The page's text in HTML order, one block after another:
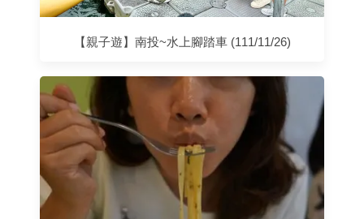
【親子遊】南投~水上腳踏車 (111/11/26)